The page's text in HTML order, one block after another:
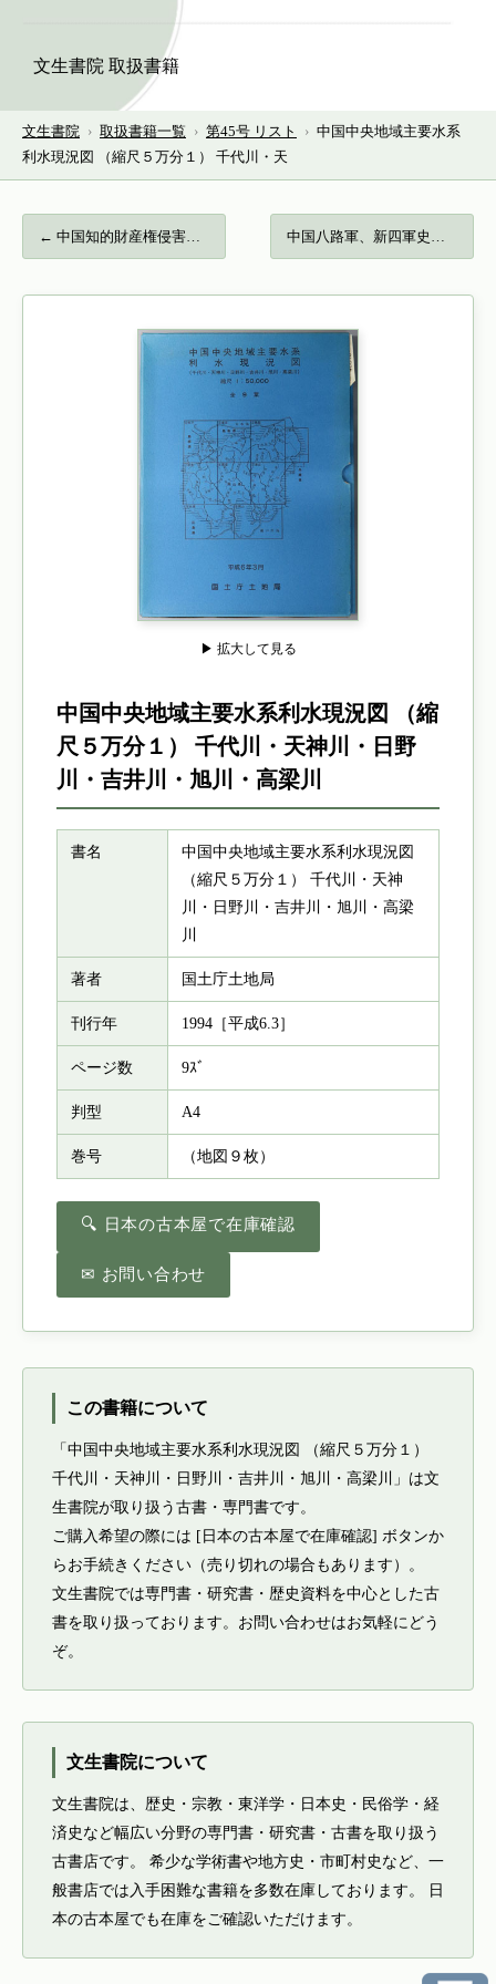
文生書院 取扱書籍
文生書院 › 取扱書籍一覧 › 第45号 リスト › 中国中央地域主要水系
利水現況図 （縮尺５万分１） 千代川・天
← 中国知的財産権侵害に対する紛争対応システ… 中国八路軍、新四軍史… →
▶ 拡大して見る
中国中央地域主要水系利水現況図 （縮
尺５万分１） 千代川・天神川・日野
川・吉井川・旭川・高梁川
書名
中国中央地域主要水系利水現況図
（縮尺５万分１） 千代川・天神
川・日野川・吉井川・旭川・高梁
川
著者 国土庁土地局
刊行年 1994［平成6.3］
ページ数 9ｽﾞ
判型 A4
巻号 （地図９枚）
🔍 日本の古本屋で在庫確認
✉ お問い合わせ
この書籍について
「中国中央地域主要水系利水現況図 （縮尺５万分１）
千代川・天神川・日野川・吉井川・旭川・高梁川」は文
生書院が取り扱う古書・専門書です。
ご購入希望の際には [日本の古本屋で在庫確認] ボタンか
らお手続きください（売り切れの場合もあります）。
文生書院では専門書・研究書・歴史資料を中心とした古
書を取り扱っております。お問い合わせはお気軽にどう
ぞ。
文生書院について
文生書院は、歴史・宗教・東洋学・日本史・民俗学・経
済史など幅広い分野の専門書・研究書・古書を取り扱う
古書店です。 希少な学術書や地方史・市町村史など、一
般書店では入手困難な書籍を多数在庫しております。 日
本の古本屋でも在庫をご確認いただけます。